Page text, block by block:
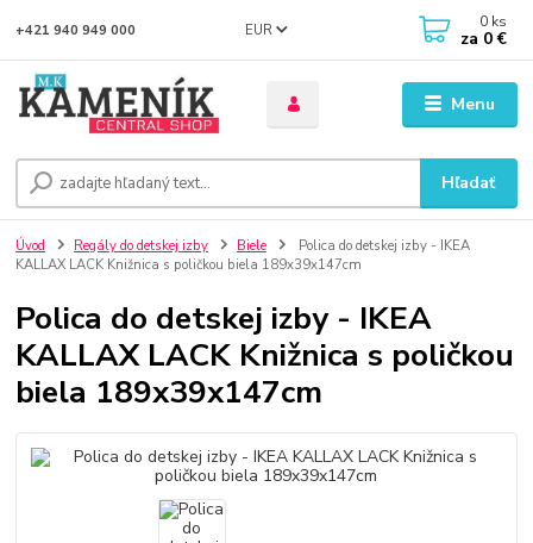
Menu
EUR
Hľadať
+421 940 949 000 0 ks
za 0 €
Úvod Regály do detskej izby Biele
Polica do detskej izby - IKEA
KALLAX LACK Knižnica s poličkou biela 189x39x147cm
Polica do detskej izby - IKEA
KALLAX LACK Knižnica s poličkou
biela 189x39x147cm